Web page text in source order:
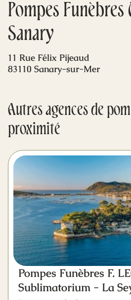
Pompes Funèbres
Sanary
11 Rue Félix Pijeaud
83110 Sanary-sur-Mer
Autres agences de
proximité
Pompes Funèbres F.
Sublimatorium - La